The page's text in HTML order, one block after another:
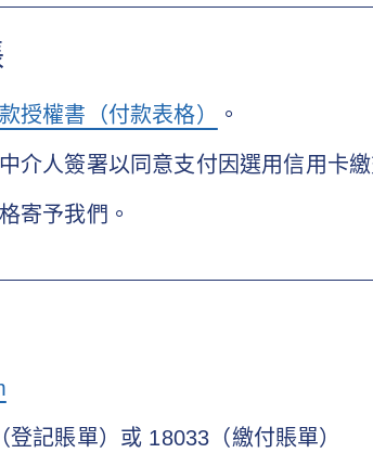
授權書（付款表格） 。
介人簽署以同意支付因選用信用卡
寄予我們。
記賬單）或 18033（繳付賬單）